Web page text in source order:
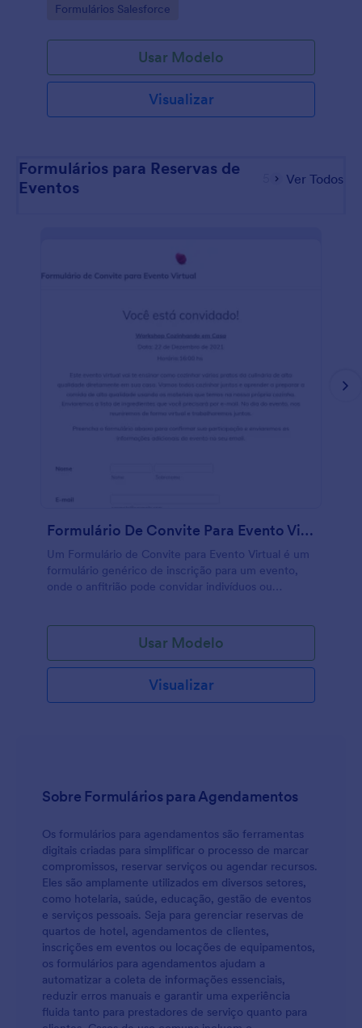
atendimento especializado.
Go to Category:
Formulários Salesforce
Usar Modelo
Visualizar
Formulários para Reservas de
Eventos
Ver Todos
Formulário De Convite Para Evento Virtual
Um Formulário de Convite para Evento Virtual é um
formulário genérico de inscrição para um evento,
onde o anfitrião pode convidar indivíduos ou
onde as pessoas vão e comparecem fisicamente em
um local, exceto que em um modelo virtual,
atendido e programado de forma online. Os eventos
virtuais precisam da mesma preparação eficiente
para promoção e engajamento com os participantes.
Evento Virtual é um exemplo que você pode usar
de agendamentos, você poderá facilmente lembrar
seus participantes do evento programado. Este
formulário pode ser integrado ao Google Calendar
para criar eventos automáticos na sua agenda, e/ou
integrar o formulário com o Zoom para
agendamento imediato de uma conferência virtual.
Saiba que você pode gerenciar facilmente seus
envios recebidos com a Caixa de Envios Jotform ou
Jotform Tabelas. Copie este formulário e use-o
imediatamente aqui na Jotform!
Usar Modelo
Visualizar
Sobre Formulários para Agendamentos
Os formulários para agendamentos são ferramentas
digitais criadas para simplificar o processo de marcar
compromissos, reservar serviços ou agendar recursos.
Eles são amplamente utilizados em diversos setores,
como hotelaria, saúde, educação, gestão de eventos
e serviços pessoais. Seja para gerenciar reservas de
quartos de hotel, agendamentos de clientes,
inscrições em eventos ou locações de equipamentos,
os formulários para agendamentos ajudam a
automatizar a coleta de informações essenciais,
reduzir erros manuais e garantir uma experiência
fluida tanto para prestadores de serviço quanto para